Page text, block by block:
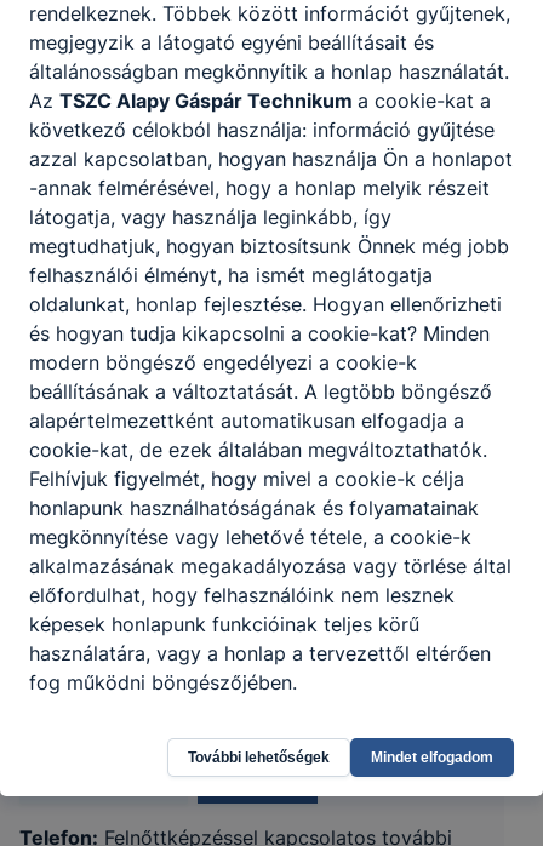
Tatabányai Szakképzési Centrum Alapy
Gáspár Technikum és Szakképző Iskola
2900 Komárom Táncsics Mihály út 73.
KRÉTA
Telefon: Felnőttképzéssel kapcsolatos további
rendelkeznek. Többek között információt gyűjtenek,
megjegyzik a látogató egyéni beállításait és
általánosságban megkönnyítik a honlap használatát.
Az TSZC Alapy Gáspár Technikum a cookie-kat a
következő célokból használja: információ gyűjtése
azzal kapcsolatban, hogyan használja Ön a honlapot
-annak felmérésével, hogy a honlap melyik részeit
látogatja, vagy használja leginkább, így
megtudhatjuk, hogyan biztosítsunk Önnek még jobb
felhasználói élményt, ha ismét meglátogatja
oldalunkat, honlap fejlesztése. Hogyan ellenőrizheti
és hogyan tudja kikapcsolni a cookie-kat? Minden
modern böngésző engedélyezi a cookie-k
beállításának a változtatását. A legtöbb böngésző
alapértelmezettként automatikusan elfogadja a
cookie-kat, de ezek általában megváltoztathatók.
Felhívjuk figyelmét, hogy mivel a cookie-k célja
honlapunk használhatóságának és folyamatainak
megkönnyítése vagy lehetővé tétele, a cookie-k
alkalmazásának megakadályozása vagy törlése által
előfordulhat, hogy felhasználóink nem lesznek
képesek honlapunk funkcióinak teljes körű
használatára, vagy a honlap a tervezettől eltérően
fog működni böngészőjében.
További lehetőségek Mindet elfogadom